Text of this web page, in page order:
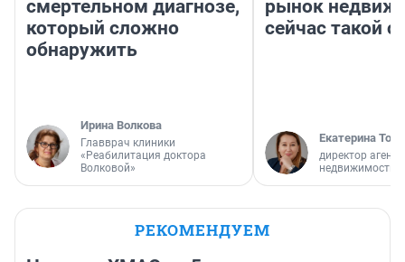
смертельном диагнозе,
который сложно
обнаружить
Ирина Волкова
Главврач клиники
«Реабилитация доктора
Волковой»
рынок
сейчас такой
Екатерина
директор
недвижимости
РЕКОМЕНДУЕМ